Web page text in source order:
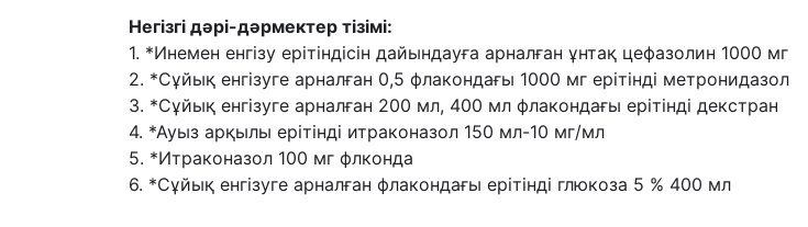
Негізгі дәрі-дәрмектер тізімі:
1. *Инемен енгізу ерітіндісін дайындауға арналған ұнтақ цефазолин 1000 мг
2. *Сұйық енгізуге арналған 0,5 флакондағы 1000 мг ерітінді метронидазол
3. *Сұйық енгізуге арналған 200 мл, 400 мл флакондағы ерітінді декстран
4. *Ауыз арқылы ерітінді итраконазол 150 мл-10 мг/мл
5. *Итраконазол 100 мг флконда
6. *Сұйық енгізуге арналған флакондағы ерітінді глюкоза 5 % 400 мл